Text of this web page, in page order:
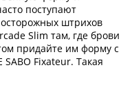
поступают
штрихов
Slim там, где брови
придайте им форму с
Fixateur. Такая